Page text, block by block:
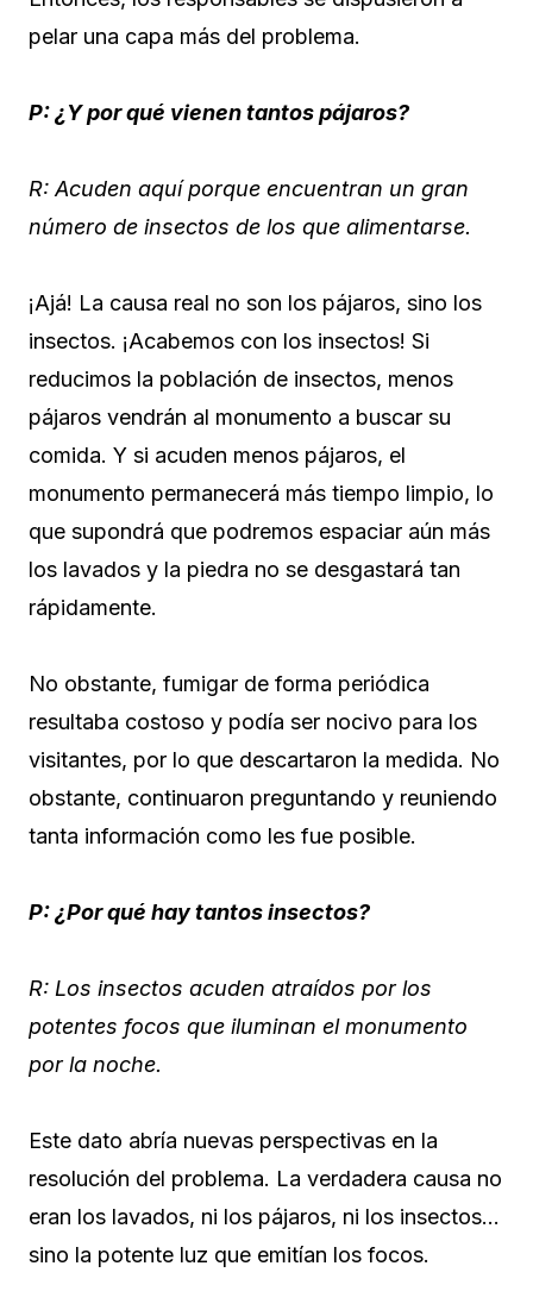
pelar una capa más del problema.
P: ¿Y por qué vienen tantos pájaros?
R: Acuden aquí porque encuentran un gran
número de insectos de los que alimentarse.
¡Ajá! La causa real no son los pájaros, sino los
insectos. ¡Acabemos con los insectos! Si
reducimos la población de insectos, menos
pájaros vendrán al monumento a buscar su
comida. Y si acuden menos pájaros, el
monumento permanecerá más tiempo limpio, lo
que supondrá que podremos espaciar aún más
los lavados y la piedra no se desgastará tan
rápidamente.
No obstante, fumigar de forma periódica
resultaba costoso y podía ser nocivo para los
visitantes, por lo que descartaron la medida. No
obstante, continuaron preguntando y reuniendo
tanta información como les fue posible.
P: ¿Por qué hay tantos insectos?
R: Los insectos acuden atraídos por los
potentes focos que iluminan el monumento
por la noche.
Este dato abría nuevas perspectivas en la
resolución del problema. La verdadera causa no
eran los lavados, ni los pájaros, ni los insectos…
sino la potente luz que emitían los focos.